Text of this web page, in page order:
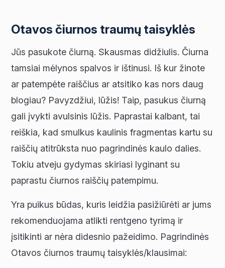
Otavos čiurnos traumų taisyklės
Jūs pasukote čiurną. Skausmas didžiulis. Čiurna
tamsiai mėlynos spalvos ir ištinusi. Iš kur žinote
ar patempėte raiščius ar atsitiko kas nors daug
blogiau? Pavyzdžiui, lūžis! Taip, pasukus čiurną
gali įvykti avulsinis lūžis. Paprastai kalbant, tai
reiškia, kad smulkus kaulinis fragmentas kartu su
raiščių atitrūksta nuo pagrindinės kaulo dalies.
Tokiu atveju gydymas skiriasi lyginant su
paprastu čiurnos raiščių patempimu.
Yra puikus būdas, kuris leidžia pasižiūrėti ar jums
rekomenduojama atlikti rentgeno tyrimą ir
įsitikinti ar nėra didesnio pažeidimo. Pagrindinės
Otavos čiurnos traumų taisyklės/klausimai: